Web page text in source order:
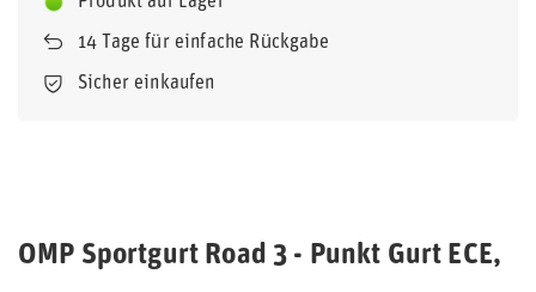
14 Tage für einfache Rückgabe
Sicher einkaufen
OMP Sportgurt Road 3 - Punkt Gurt ECE,